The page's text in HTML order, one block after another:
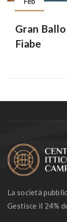
Gran
Fiabe
La società
Gestisce il 24%